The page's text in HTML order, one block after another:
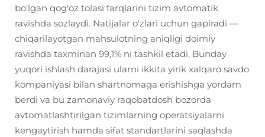
bo'lgan qog'oz tolasi farqlarini tizim avtomatik
ravishda sozlaydi. Natijalar o'zlari uchun gapiradi —
chiqarilayotgan mahsulotning aniqligi doimiy
ravishda taxminan 99,1% ni tashkil etadi. Bunday
yuqori ishlash darajasi ularni ikkita yirik xalqaro savdo
kompaniyasi bilan shartnomaga erishishga yordam
berdi va bu zamonaviy raqobatdosh bozorda
avtomatlashtirilgan tizimlarning operatsiyalarni
kengaytirish hamda sifat standartlarini saqlashda